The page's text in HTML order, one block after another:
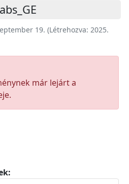
19. (Létrehozva: 2025.
már lejárt a